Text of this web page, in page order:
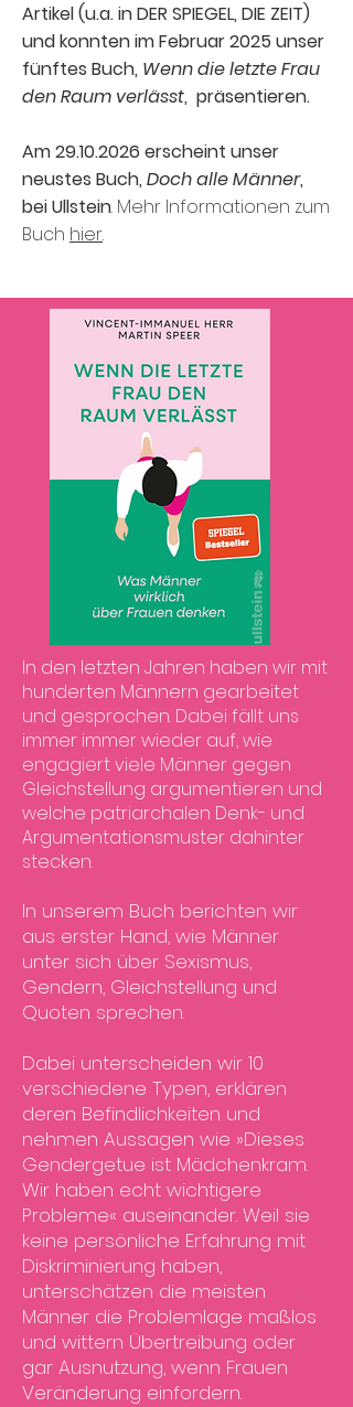
Artikel (u.a. in DER SPIEGEL, DIE ZEIT)
und konnten im Februar 2025 unser
fünftes Buch, Wenn die letzte Frau
den Raum verlässt, präsentieren.
Am29.10.2026 erscheint unser
neustes Buch, Doch alle Männer,
bei Ullstein. Mehr ​Informationen zum
Buch hier.
In den letzten Jahren haben wir mit
hunderten Männern gearbeitet
und gesprochen. Dabei fällt uns
immer immer wieder auf, wie
engagiert viele Männer gegen
Gleichstellung argumentieren und
welche patriarchalen Denk- und
Argumentationsmuster dahinter
stecken.
In unserem Buch berichten wir
aus erster Hand, wie Männer
unter sich über Sexismus,
Gendern, Gleichstellung und
Quoten sprechen.
Dabei unterscheiden wir 10
verschiedene Typen, erklären
deren Befindlichkeiten und
nehmen Aussagen wie »Dieses
Gendergetue ist Mädchenkram.
Wir haben echt wichtigere
Probleme« auseinander. Weil sie
keine persönliche Erfahrung mit
Diskriminierung haben,
unterschätzen die meisten
Männer die Problemlage maßlos
und wittern Übertreibung oder
gar Ausnutzung, wenn Frauen
Veränderung einfordern.